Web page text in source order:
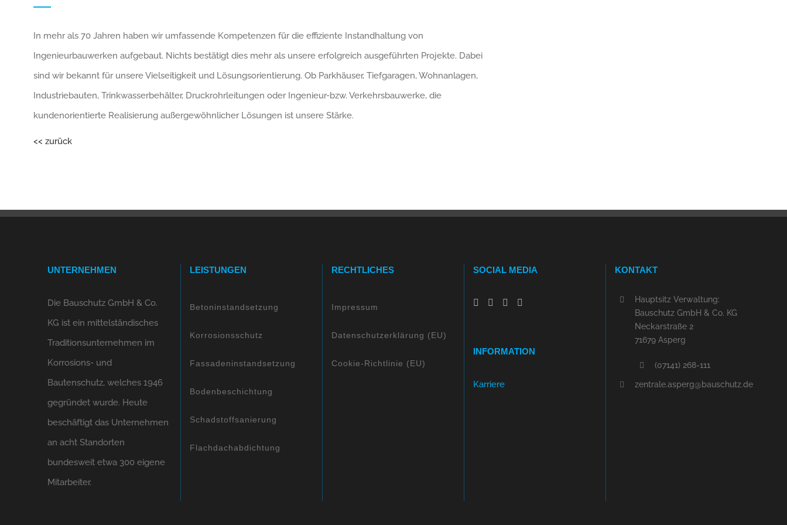
In mehr als 70 Jahren haben wir umfassende Kompetenzen für die effiziente Instandhaltung von
Ingenieurbauwerken aufgebaut. Nichts bestätigt dies mehr als unsere erfolgreich ausgeführten Projekte. Dabei
sind wir bekannt für unsere Vielseitigkeit und Lösungsorientierung. Ob Parkhäuser, Tiefgaragen, Wohnanlagen,
Industriebauten, Trinkwasserbehälter, Druckrohrleitungen oder Ingenieur-bzw. Verkehrsbauwerke, die
kundenorientierte Realisierung außergewöhnlicher Lösungen ist unsere Stärke.
<< zurück
UNTERNEHMEN
Die Bauschutz GmbH & Co.
KG ist ein mittelständisches
Traditionsunternehmen im
Korrosions- und
Bautenschutz, welches 1946
gegründet wurde. Heute
beschäftigt das Unternehmen
an acht Standorten
bundesweit etwa 300 eigene
Mitarbeiter.
LEISTUNGEN
Betoninstandsetzung
Korrosionsschutz
Fassadeninstandsetzung
Bodenbeschichtung
Schadstoffsanierung
Flachdachabdichtung
RECHTLICHES
Impressum
Datenschutzerklärung (EU)
Cookie-Richtlinie (EU)
SOCIAL MEDIA
INFORMATION
Karriere
KONTAKT
Hauptsitz Verwaltung:
Bauschutz GmbH & Co. KG
Neckarstraße 2
71679 Asperg
(07141) 268-111
zentrale.asperg@bauschutz.de